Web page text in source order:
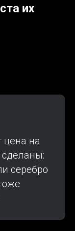
их
цена на
сделаны:
серебро